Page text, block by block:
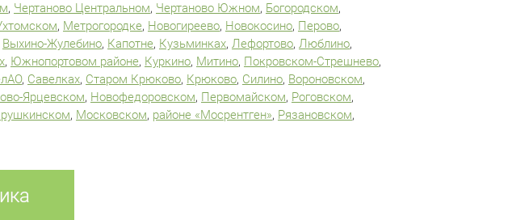
, Чертаново Центральном, Чертаново Южном, Богородском,
, Метрогородке, Новогиреево, Новокосино, Перово,
Выхино-Жулебино, Капотне, Кузьминках, Лефортово, Люблино,
, Южнопортовом районе, Куркино, Митино, Покровском-Стрешнево,
, Савелках, Старом Крюково, Крюково, Силино, Вороновском,
Ярцевском, Новофедоровском, Первомайском, Роговском,
, Московском, районе «Мосрентген», Рязановском,